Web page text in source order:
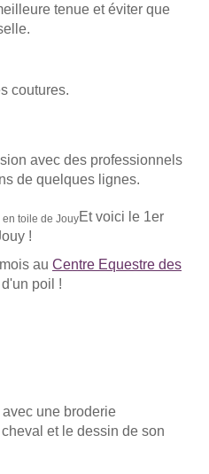
tenue et éviter que
coutures.
avec des professionnels
de quelques lignes.
Et voici le 1er
!
au Centre Equestre des
poil !
une broderie
et le dessin de son